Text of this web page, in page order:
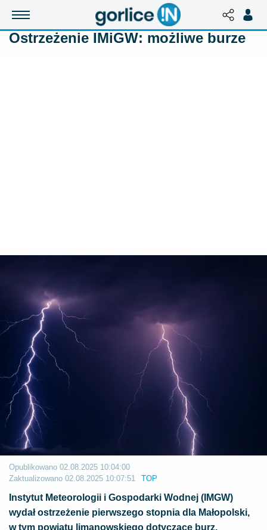
Ostrzeżenie IMiGW: możliwe burze
Opublikowano 02.08.2025 10:04:00
Zaktualizowano 02.08.2025 10:07:51 TOP
Instytut Meteorologii i Gospodarki Wodnej (IMGW)
wydał ostrzeżenie pierwszego stopnia dla Małopolski,
w tym powiatu limanowskiego dotyczące burz.